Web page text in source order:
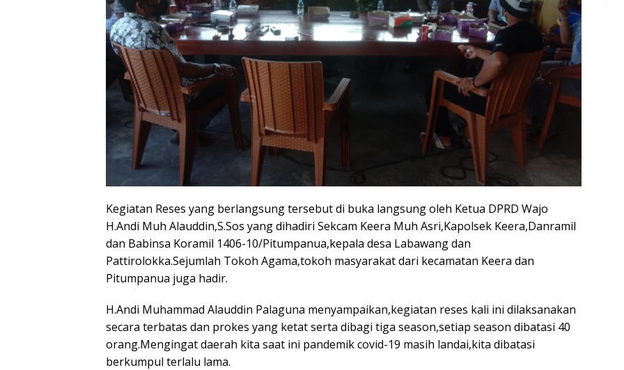
Kegiatan Reses yang berlangsung tersebut di buka langsung oleh Ketua DPRD Wajo
H.Andi Muh Alauddin,S.Sos yang dihadiri Sekcam Keera Muh Asri,Kapolsek Keera,Danramil
dan Babinsa Koramil 1406-10/Pitumpanua,kepala desa Labawang dan
Pattirolokka.Sejumlah Tokoh Agama,tokoh masyarakat dari kecamatan Keera dan
Pitumpanua juga hadir.
H.Andi Muhammad Alauddin Palaguna menyampaikan,kegiatan reses kali ini dilaksanakan
secara terbatas dan prokes yang ketat serta dibagi tiga season,setiap season dibatasi 40
orang.Mengingat daerah kita saat ini pandemik covid-19 masih landai,kita dibatasi
berkumpul terlalu lama.